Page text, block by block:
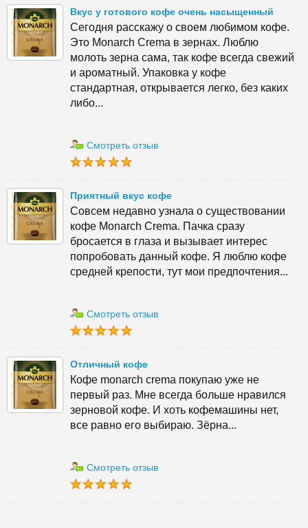
Вкус у готового кофе очень насыщенный
Сегодня расскажу о своем любимом кофе.
Это Monarch Crema в зернах. Люблю
молоть зерна сама, так кофе всегда свежий
и ароматный. Упаковка у кофе
стандартная, открывается легко, без каких
либо...
Смотреть отзыв
Приятный вкус кофе
Совсем недавно узнала о существовании
кофе Monarch Crema. Пачка сразу
бросается в глаза и вызывает интерес
попробовать данный кофе. Я люблю кофе
средней крепости, тут мои предпочтения...
Смотреть отзыв
Отличный кофе
Кофе monarch crema покупаю уже не
первый раз. Мне всегда больше нравился
зерновой кофе. И хоть кофемашины нет,
все равно его выбираю. Зёрна...
Смотреть отзыв